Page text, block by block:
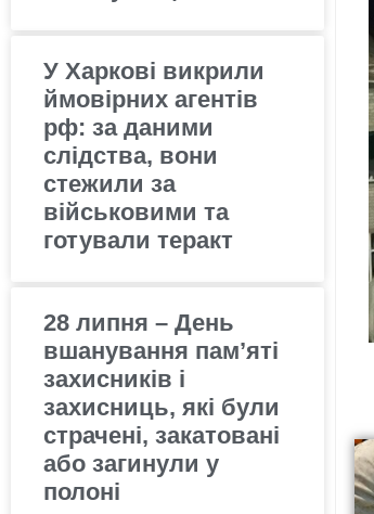
У Харкові викрили
ймовірних агентів
рф: за даними
слідства, вони
стежили за
військовими та
готували теракт
28 липня – День
вшанування пам’яті
захисників і
захисниць, які були
страчені, закатовані
або загинули у
полоні